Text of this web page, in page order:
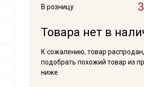
В розницу
Товара нет в
К сожалению, товар
подобрать похожий товар из
ниже